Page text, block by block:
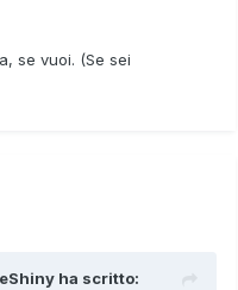
se vuoi. (Se sei
ha scritto: